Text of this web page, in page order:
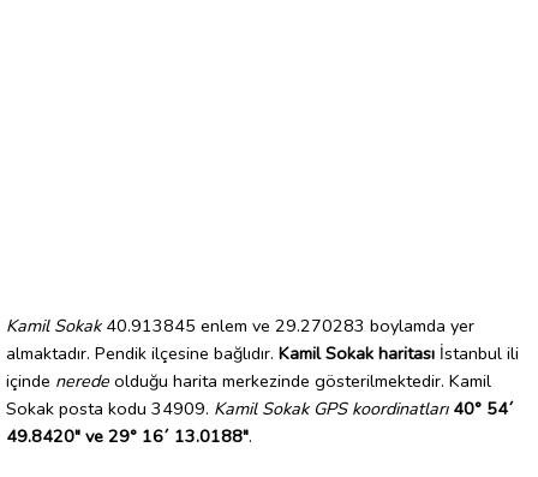
Kamil Sokak40.913845 enlem ve 29.270283 boylamda yer
almaktadır. Pendik ilçesine bağlıdır. Kamil Sokak haritası İstanbul ili
içinde nerede olduğu harita merkezinde gösterilmektedir. Kamil
Sokak posta kodu 34909. Kamil Sokak GPS koordinatları 40° 54´
49.8420" ve 29° 16´ 13.0188".